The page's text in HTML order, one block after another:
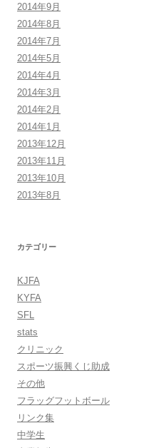
2014年9月
2014年8月
2014年7月
2014年5月
2014年4月
2014年3月
2014年2月
2014年1月
2013年12月
2013年11月
2013年10月
2013年8月
カテゴリー
KJFA
KYFA
SFL
stats
クリニック
スポーツ振興くじ助成
その他
フラッグフットボール
リンク集
中学生